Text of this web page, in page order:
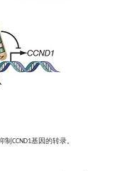
制CCND1基因的转录。